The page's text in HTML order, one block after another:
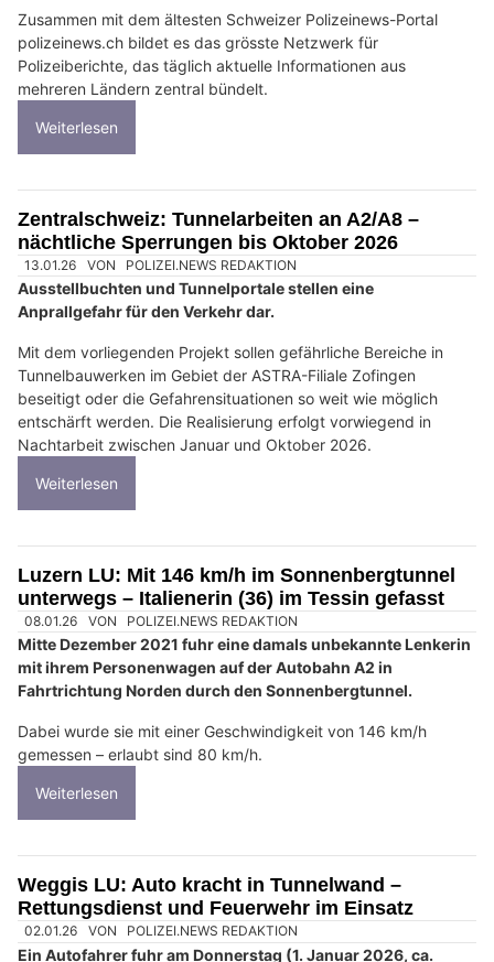
Zusammen mit dem ältesten Schweizer Polizeinews-Portal
polizeinews.ch bildet es das grösste Netzwerk für
Polizeiberichte, das täglich aktuelle Informationen aus
mehreren Ländern zentral bündelt.
Weiterlesen
Zentralschweiz: Tunnelarbeiten an A2/A8 –
nächtliche Sperrungen bis Oktober 2026
13.01.26 VON POLIZEI.NEWS REDAKTION
Ausstellbuchten und Tunnelportale stellen eine
Anprallgefahr für den Verkehr dar.
Mit dem vorliegenden Projekt sollen gefährliche Bereiche in
Tunnelbauwerken im Gebiet der ASTRA-Filiale Zofingen
beseitigt oder die Gefahrensituationen so weit wie möglich
entschärft werden. Die Realisierung erfolgt vorwiegend in
Nachtarbeit zwischen Januar und Oktober 2026.
Weiterlesen
Luzern LU: Mit 146 km/h im Sonnenbergtunnel
unterwegs – Italienerin (36) im Tessin gefasst
08.01.26 VON POLIZEI.NEWS REDAKTION
Mitte Dezember 2021 fuhr eine damals unbekannte Lenkerin
mit ihrem Personenwagen auf der Autobahn A2 in
Fahrtrichtung Norden durch den Sonnenbergtunnel.
Dabei wurde sie mit einer Geschwindigkeit von 146 km/h
gemessen – erlaubt sind 80 km/h.
Weiterlesen
Weggis LU: Auto kracht in Tunnelwand –
Rettungsdienst und Feuerwehr im Einsatz
02.01.26 VON POLIZEI.NEWS REDAKTION
Ein Autofahrer fuhr am Donnerstag (1. Januar 2026, ca.